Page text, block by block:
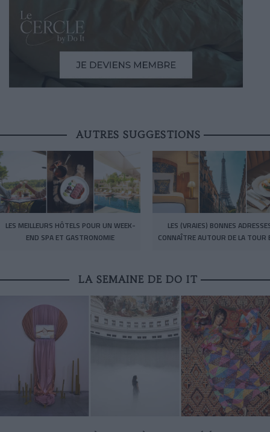
AUTRES SUGGESTIONS
LES MEILLEURS HÔTELS POUR UN WEEK-
END SPA ET GASTRONOMIE
LES (VRAIES) BONNES
CONNAÎTRE AUTOUR DE LA TOUR
LA SEMAINE DE DO IT